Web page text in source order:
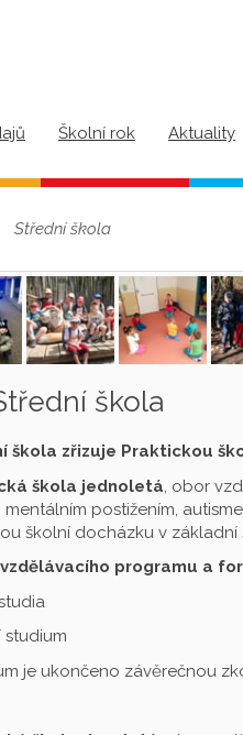
Školní rok Aktuality
Střední škola
škola
škola zřizuje Praktickou
škola jednoletá, obor
mentálním postižením,
školní docházku v základní
programu a
studium
je ukončeno závěrečnou